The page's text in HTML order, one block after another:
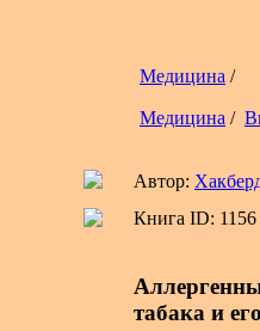
Медицина /
Медицина /
Автор:
Книга ID: 1156
табака и